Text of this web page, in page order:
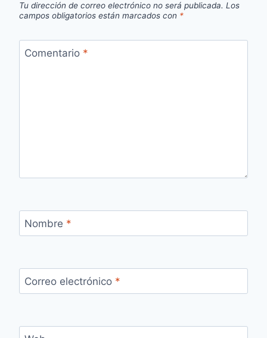
Tu dirección de correo electrónico no será publicada. Los
campos obligatorios están marcados con *
Comentario *
Nombre *
Correo electrónico *